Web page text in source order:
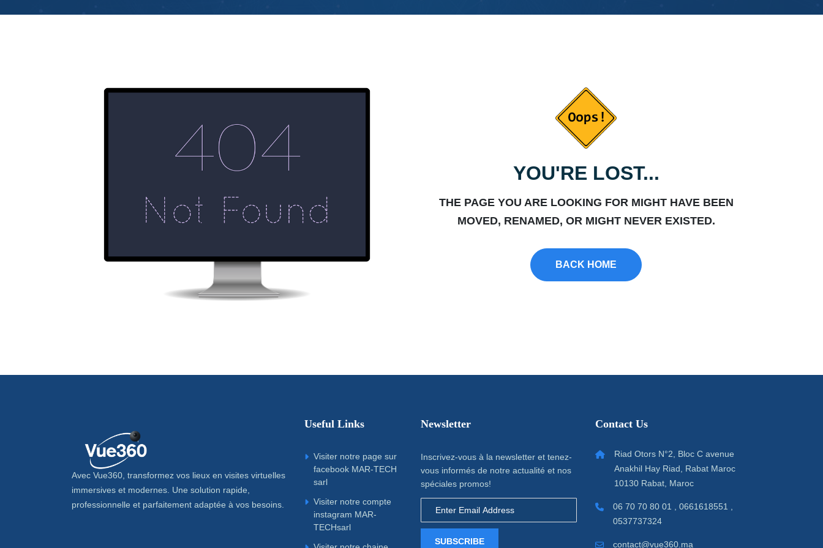
YOU'RE LOST...
THE PAGE YOU ARE LOOKING FOR MIGHT HAVE BEEN
MOVED, RENAMED, OR MIGHT NEVER EXISTED.
BACK HOME
Avec Vue360, transformez vos lieux en visites virtuelles
immersives et modernes. Une solution rapide,
professionnelle et parfaitement adaptée à vos besoins.
Useful Links
Visiter notre page sur
facebook MAR-TECH
sarl
Visiter notre compte
instagram MAR-
TECHsarl
Newsletter
Inscrivez-vous à la newsletter et tenez-
vous informés de notre actualité et nos
spéciales promos!
SUBSCRIBE
Contact Us
Riad Otors N°2, Bloc C avenue
Anakhil Hay Riad, Rabat Maroc
10130 Rabat, Maroc
06 70 70 80 01 , 0661618551 ,
0537737324
contact@vue360.ma